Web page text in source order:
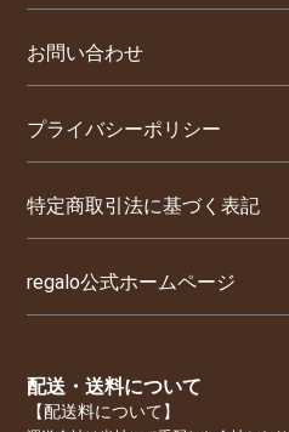
お問い合わせ
プライバシーポリシー
特定商取引法に基づく表記
regalo公式ホームページ
配送・送料について
【配送料について】